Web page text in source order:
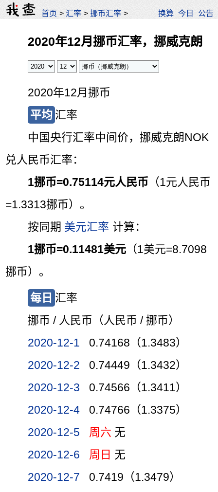
首页 >汇率 >挪币汇率 > 换算 今日 公告
2020年12月挪币汇率，挪威克朗
2020年12月挪币
平均 汇率
中国央行汇率中间价，挪威克朗NOK
兑人民币汇率：
1挪币=0.75114元人民币 （1元人民币
=1.3313挪币）。
按同期 美元汇率 计算：
1挪币=0.11481美元 （1美元=8.7098
挪币）。
每日 汇率
挪币 / 人民币（人民币 / 挪币）
2020-12-1
0.74168（1.3483）
2020-12-2
0.74449（1.3432）
2020-12-3
0.74566（1.3411）
2020-12-4
0.74766（1.3375）
2020-12-5
周六 无
2020-12-6
周日 无
2020-12-7
0.7419（1.3479）